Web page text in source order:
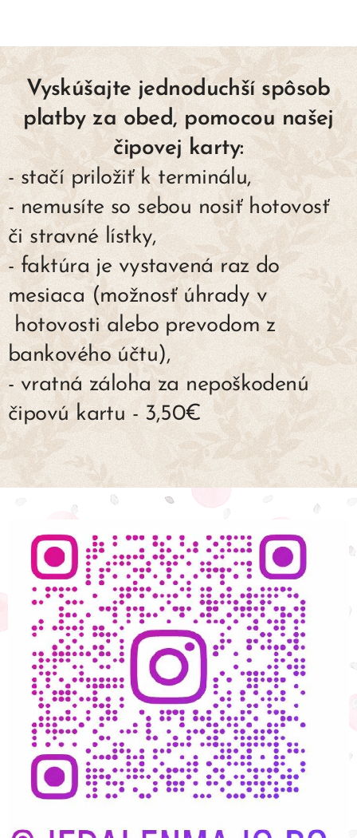
Vyskúšajte jednoduchší spôsob
platby za obed, pomocou našej
čipovej karty:
- stačí priložiť k terminálu,
- nemusíte so sebou nosiť hotovosť
či stravné lístky,
- faktúra je vystavená raz do
mesiaca (možnosť úhrady v
hotovosti alebo prevodom z
bankového účtu),
- vratná záloha za nepoškodenú
čipovú kartu - 3,50€